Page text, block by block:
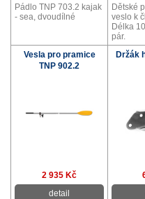
Pádlo TNP 703.2 kajak
- sea, dvoudílné
Dětské
veslo k
Délka
pár.
Vesla pro pramice
TNP 902.2
Držák
2 935 Kč
detail